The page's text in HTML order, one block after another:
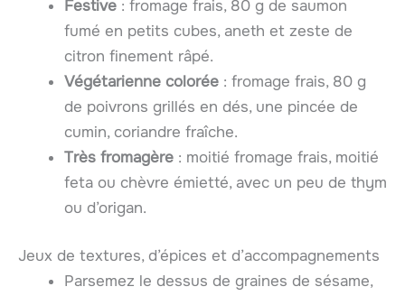
Festive : fromage frais, 80 g de saumon
fumé en petits cubes, aneth et zeste de
citron finement râpé.
Végétarienne colorée : fromage frais, 80 g
de poivrons grillés en dés, une pincée de
cumin, coriandre fraîche.
Très fromagère : moitié fromage frais, moitié
feta ou chèvre émietté, avec un peu de thym
ou d’origan.
Jeux de textures, d’épices et d’accompagnements
Parsemez le dessus de graines de sésame,